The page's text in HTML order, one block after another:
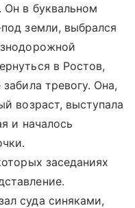
Он в буквальном
земли, выбрался
в Ростов,
тревогу. Она,
возраст, выступала
и началось
заседаниях
суда синяками,